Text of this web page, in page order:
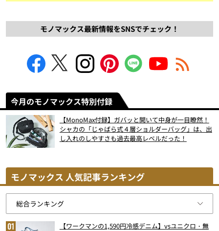
モノマックス最新情報をSNSでチェック！
今月のモノマックス特別付録
【MonoMax付録】ガバッと開いて中身が一目瞭然！
シャカの「じゃばら式４層ショルダーバッグ」は、出
し入れのしやすさも過去最高レベルだった！
モノマックス 人気記事ランキング
【ワークマンの1,590円冷感デニム】vsユニクロ・無